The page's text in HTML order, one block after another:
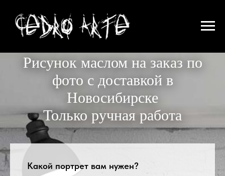
Рисунок маслом на заказ по
фото с доставкой в
Новосибирске
Только ручная работа
Какой портрет вам нужен?